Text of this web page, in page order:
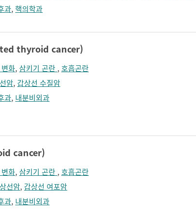
과,핵의학과
thyroid cancer)
화, 삼키기 곤란 ,호흡곤란
암, 갑상선 수질암
과, 내분비외과
cancer)
화, 삼키기 곤란 ,호흡곤란
선암, 갑상선 여포암
과, 내분비외과